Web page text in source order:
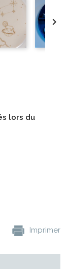

lors du
Imprimer